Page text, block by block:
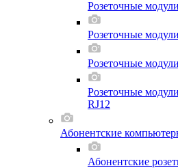
Розеточные
Розеточные
Розеточные
Розеточные
RJ12
Абонентские
Абонентские